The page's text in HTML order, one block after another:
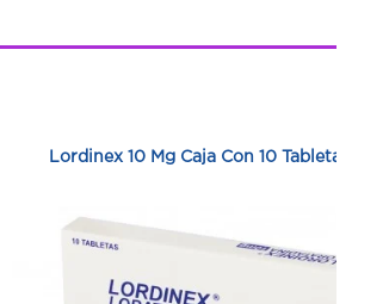
Lordinex 10 Mg Caja Con 10 Tabletas